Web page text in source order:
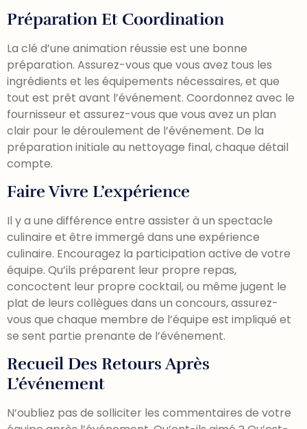
Préparation Et Coordination
La clé d’une animation réussie est une bonne
préparation. Assurez-vous que vous avez tous les
ingrédients et les équipements nécessaires, et que
tout est prêt avant l’événement. Coordonnez avec le
fournisseur et assurez-vous que vous avez un plan
clair pour le déroulement de l’événement. De la
préparation initiale au nettoyage final, chaque détail
compte.
Faire Vivre L’expérience
Il y a une différence entre assister à un spectacle
culinaire et être immergé dans une expérience
culinaire. Encouragez la participation active de votre
équipe. Qu’ils préparent leur propre repas,
concoctent leur propre cocktail, ou même jugent le
plat de leurs collègues dans un concours, assurez-
vous que chaque membre de l’équipe est impliqué et
se sent partie prenante de l’événement.
Recueil Des Retours Après
L’événement
N’oubliez pas de solliciter les commentaires de votre